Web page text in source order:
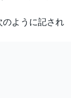
ように記され